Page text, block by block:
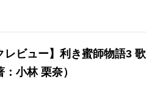
レビュー】利き蜜師物語3 歌
：小林 栗奈）